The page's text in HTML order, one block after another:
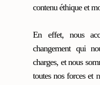
contenu éthique et
En effet, nous
changement qui
charges, et nous
toutes nos forces et